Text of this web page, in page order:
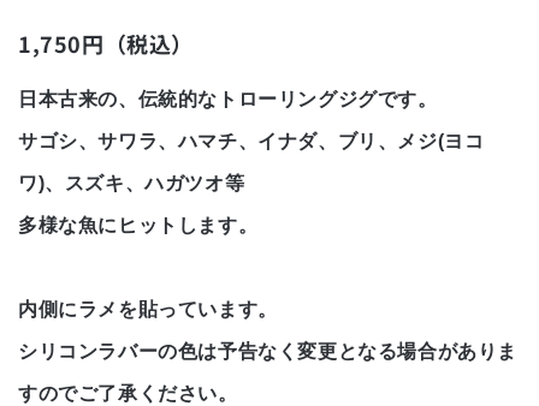
1,750円（税込）
日本古来の、伝統的なトローリングジグです。
サゴシ、サワラ、ハマチ、イナダ、ブリ、メジ(ヨコ
ワ)、スズキ、ハガツオ等
多様な魚にヒットします。
内側にラメを貼っています。
シリコンラバーの色は予告なく変更となる場合がありま
すのでご了承ください。